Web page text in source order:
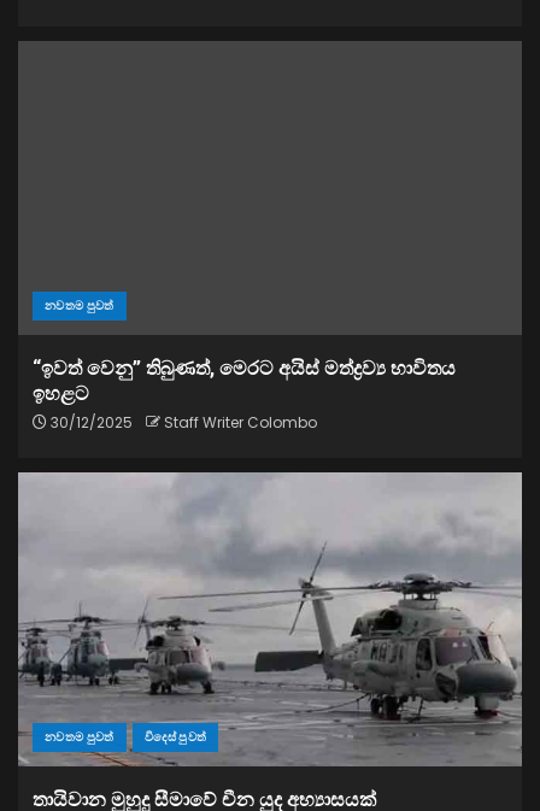
නවතම පුවත්
“ඉවත් වෙනු” තිබුණත්, මෙරට අයිස් මත්ද්‍රව්‍ය භාවිතය
ඉහළට
30/12/2025 Staff Writer Colombo
නවතම පුවත් විදෙස් පුවත්
තායිවාන මුහුදු සීමාවේ චීන යුද අභ්‍යාසයක්